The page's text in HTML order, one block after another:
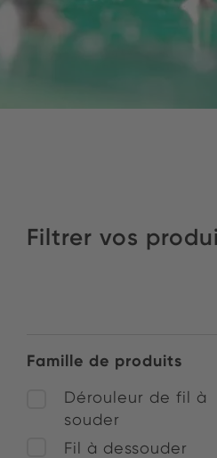
Filtrer vos
Famille de produits
Dérouleur de fil à
souder
Fil à dessouder